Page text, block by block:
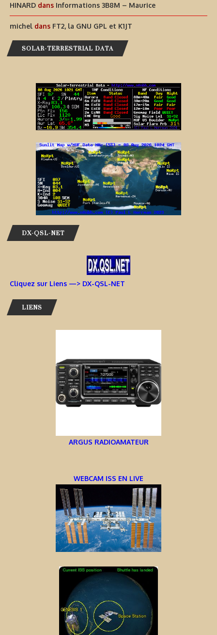
HINARD dans Informations 3B8M – Maurice
michel dans FT2, la GNU GPL et K1JT
SOLAR-TERRESTRIAL DATA
DX-QSL-NET
Cliquez sur Liens —> DX-QSL-NET
LIENS
ARGUS RADIOAMATEUR
WEBCAM ISS EN LIVE